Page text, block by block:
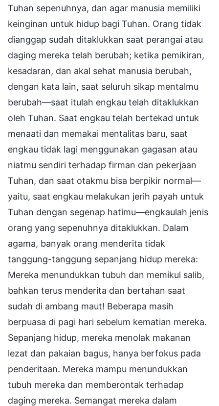
Tuhan sepenuhnya, dan agar manusia memiliki
keinginan untuk hidup bagi Tuhan. Orang tidak
dianggap sudah ditaklukkan saat perangai atau
daging mereka telah berubah; ketika pemikiran,
kesadaran, dan akal sehat manusia berubah,
dengan kata lain, saat seluruh sikap mentalmu
berubah—saat itulah engkau telah ditaklukkan
oleh Tuhan. Saat engkau telah bertekad untuk
menaati dan memakai mentalitas baru, saat
engkau tidak lagi menggunakan gagasan atau
niatmu sendiri terhadap firman dan pekerjaan
Tuhan, dan saat otakmu bisa berpikir normal—
yaitu, saat engkau melakukan jerih payah untuk
Tuhan dengan segenap hatimu—engkaulah jenis
orang yang sepenuhnya ditaklukkan. Dalam
agama, banyak orang menderita tidak
tanggung-tanggung sepanjang hidup mereka:
Mereka menundukkan tubuh dan memikul salib,
bahkan terus menderita dan bertahan saat
sudah di ambang maut! Beberapa masih
berpuasa di pagi hari sebelum kematian mereka.
Sepanjang hidup, mereka menolak makanan
lezat dan pakaian bagus, hanya berfokus pada
penderitaan. Mereka mampu menundukkan
tubuh mereka dan memberontak terhadap
daging mereka. Semangat mereka dalam